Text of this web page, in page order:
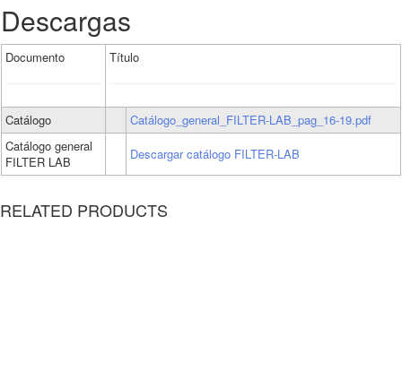
Descargas
Documento Título
Catálogo
Catálogo_general_FILTER-LAB_pag_16-19.pdf
Catálogo general
FILTER LAB
Descargar catálogo FILTER-LAB
RELATED PRODUCTS